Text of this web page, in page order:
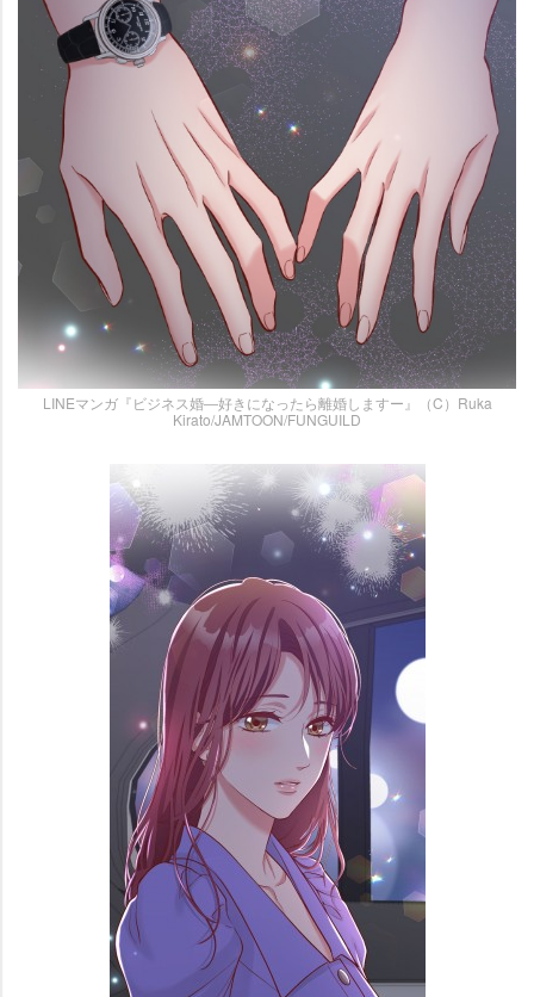
LINEマンガ『ビジネス婚―好きになったら離婚しますー』（C）Ruka
Kirato/JAMTOON/FUNGUILD